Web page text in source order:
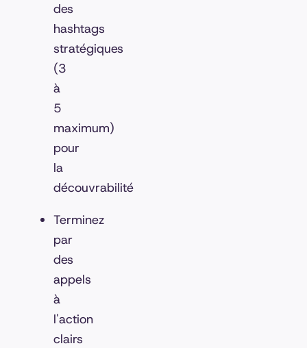
des
hashtags
stratégiques
(3
à
5
maximum)
pour
la
découvrabilité
Terminez
par
des
appels
à
l'action
clairs